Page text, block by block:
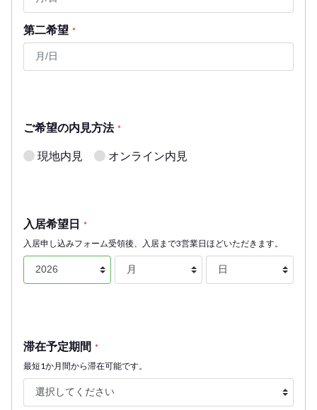
第二希望 *
ご希望の内見方法 *
現地内見 オンライン内見
入居希望日 *
入居申し込みフォーム受領後、入居まで3営業日ほどいただきます。
滞在予定期間 *
最短1か月間から滞在可能です。